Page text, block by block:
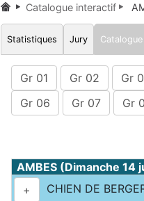
Catalogue interactif
Statistiques Jury
Gr 01 Gr 02 Gr
Gr 06
Gr 07 Gr
AMBES (Dimanche
+
CHIEN DE